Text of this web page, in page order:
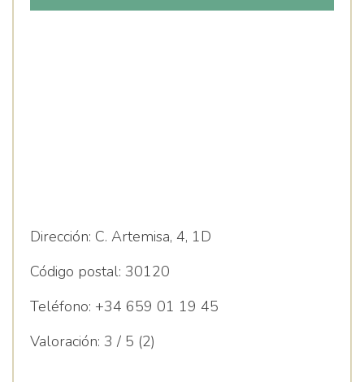
Dirección: C. Artemisa, 4, 1D
Código postal: 30120
Teléfono: +34 659 01 19 45
Valoración: 3 / 5 (2)